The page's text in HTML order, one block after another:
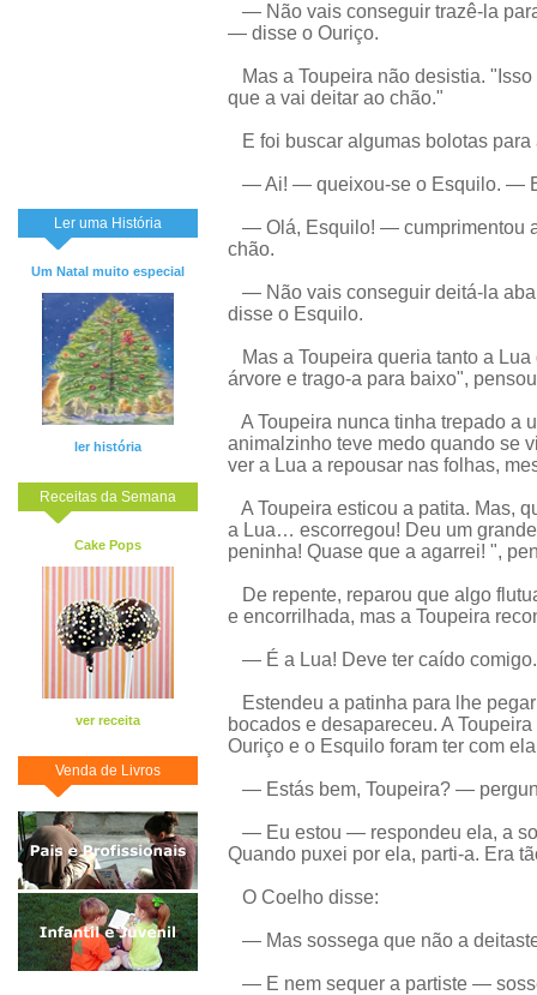
Ler uma História
Um Natal muito especial
ler história
Receitas da Semana
Cake Pops
ver receita
Venda de Livros
— Não vais conseguir trazê-la
— disse o Ouriço.
Mas a Toupeira não desistia.
que a vai deitar ao chão."
E foi buscar algumas bolotas para
— Ai! — queixou-se o Esquilo. —
— Olá, Esquilo! — cumprimentou
chão.
— Não vais conseguir deitá-la
disse o Esquilo.
Mas a Toupeira queria tanto a
árvore e trago-a para baixo",
A Toupeira nunca tinha trepado a
animalzinho teve medo quando se
ver a Lua a repousar nas folhas,
A Toupeira esticou a patita. Mas,
a Lua… escorregou! Deu um
peninha! Quase que a agarrei! ",
De repente, reparou que algo
e encorrilhada, mas a Toupeira
— É a Lua! Deve ter caído comigo.
Estendeu a patinha para lhe
bocados e desapareceu. A
Ouriço e o Esquilo foram ter com
— Estás bem, Toupeira? —
— Eu estou — respondeu ela, a
Quando puxei por ela, parti-a. Era
O Coelho disse:
— Mas sossega que não a
— E nem sequer a partiste —